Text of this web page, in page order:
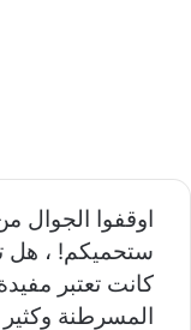
اوقفوا الجوال
ستحميكم! ، هل
كانت تعتبر
المسرطنة وكثير